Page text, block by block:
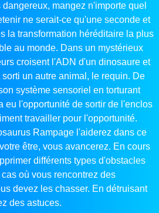
mangez n'importe quel
ne serait-ce qu'une seconde et
la transformation héréditaire la plus
au monde. Dans un mystérieux
croisent l'ADN d'un dinosaure et
un autre animal, le requin. De
système sensoriel en torturant
eu l'opportunité de sortir de l'enclos
travailler pour l'opportunité.
Rampage l'aiderez dans ce
être, vous avancerez. En cours
différents types d'obstacles
où vous rencontrez des
devez les chasser. En détruisant
des astuces.